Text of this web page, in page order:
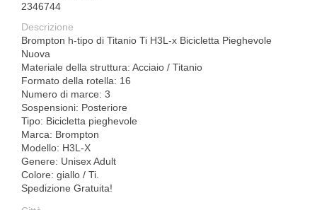
2346744
Descrizione
Brompton h-tipo di Titanio Ti H3L-x Bicicletta Pieghevole
Nuova
Materiale della struttura: Acciaio / Titanio
Formato della rotella: 16
Numero di marce: 3
Sospensioni: Posteriore
Tipo: Bicicletta pieghevole
Marca: Brompton
Modello: H3L-X
Genere: Unisex Adult
Colore: giallo / Ti.
Spedizione Gratuita!